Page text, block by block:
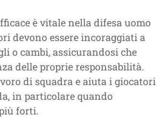
è vitale nella difesa uomo
devono essere incoraggiati a
o cambi, assicurandosi che
delle proprie responsabilità.
di squadra e aiuta i giocatori
in particolare quando
forti.